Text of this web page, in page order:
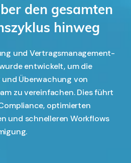
den gesamten
hinweg
und Vertragsmanagement-
entwickelt, um die
Überwachung von
zu vereinfachen. Dies führt
optimierten
und schnelleren Workflows